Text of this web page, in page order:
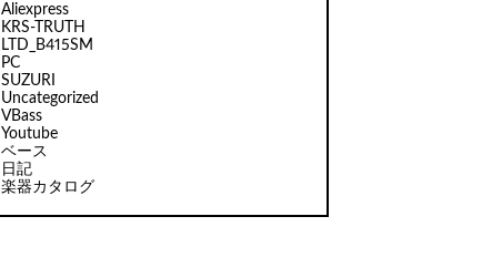
Aliexpress
KRS-TRUTH
LTD_B415SM
PC
SUZURI
Uncategorized
VBass
Youtube
ベース
日記
楽器カタログ